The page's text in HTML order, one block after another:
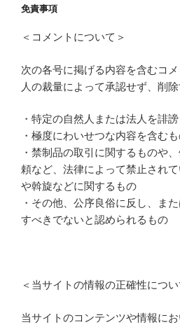
免責事項
＜コメントについて＞
次の各号に掲げる内容を含むコ
人の裁量によって承認せず、削除
・特定の自然人または法人を誹
・極度にわいせつな内容を含む
・禁制品の取引に関するものや
頼など、法律によって禁止され
や斡旋などに関するもの
・その他、公序良俗に反し、ま
すべきでないと認められるもの
＜当サイトの情報の正確性につい
当サイトのコンテンツや情報に